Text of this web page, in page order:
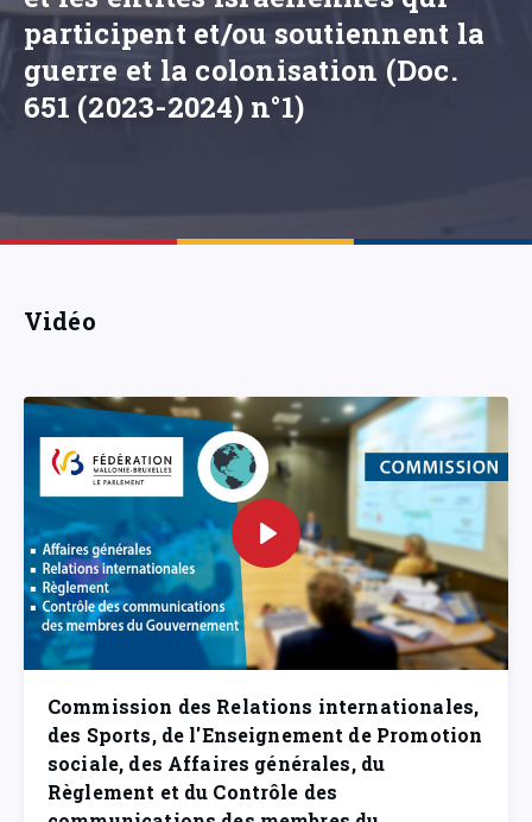
participent et/ou soutiennent la
guerre et la colonisation (Doc.
651 (2023-2024) n°1)
Vidéo
Commission des Relations internationales,
des Sports, de l'Enseignement de Promotion
sociale, des Affaires générales, du
Règlement et du Contrôle des